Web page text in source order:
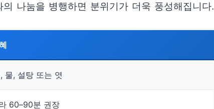
나눔을 병행하면 분위기가 더욱 풍성해집니다.
물, 설탕 또는 엿
60–90분 권장